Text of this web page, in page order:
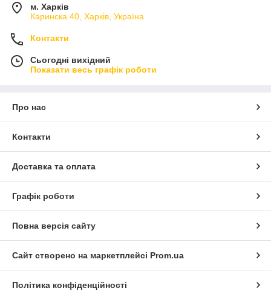
м. Харків
Каринска 40, Харків, Україна
Контакти
Сьогодні вихідний
Показати весь графік роботи
Про нас
Контакти
Доставка та оплата
Графік роботи
Повна версія сайту
Сайт створено на маркетплейсі Prom.ua
Політика конфіденційності